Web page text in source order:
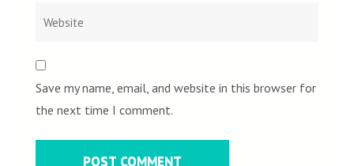
Save my name, email, and website in this browser for
the next time I comment.